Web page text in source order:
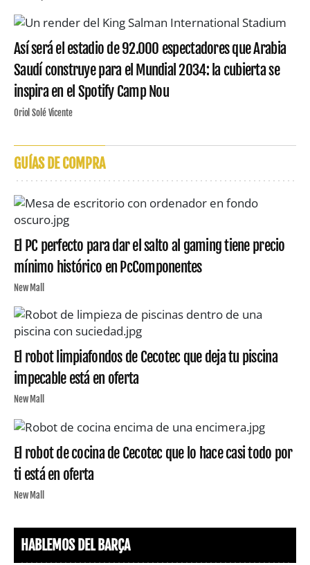
Así será el estadio de 92.000 espectadores que Arabia
Saudí construye para el Mundial 2034: la cubierta se
inspira en el Spotify Camp Nou
Oriol Solé Vicente
GUÍAS DE COMPRA
El PC perfecto para dar el salto al gaming tiene precio
mínimo histórico en PcComponentes
New Mall
El robot limpiafondos de Cecotec que deja tu piscina
impecable está en oferta
New Mall
El robot de cocina de Cecotec que lo hace casi todo por
ti está en oferta
New Mall
HABLEMOS DEL BARÇA